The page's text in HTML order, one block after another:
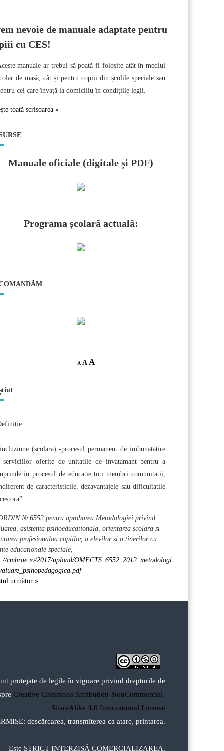
nevoie de manuale adaptate pentru
cu CES!
manuale ar trebui să poată fi folosite atât în mediul
de masă, cât și pentru copiii din școlile speciale sau
cei care învață la domiciliu în condițiile legii.
toată scrisoarea »
Manuale oficiale (digitale și PDF)
Programa școlară actuală:
A A A
„incluziune (scolara) -procesul permanent de imbunatatire
serviciilor oferite de unitatile de invatamant pentru a
in procesul de educatie toti membri comunitatii,
de caracteristicile, dezavantajele sau dificultatile
Nr.6552 pentru aprobarea Metodologiei privind
asistenta psihoeducationala, orientarea scolara si
profesionalaa copiilor, a elevilor si a tinerilor cu
educationale speciale,
cmbrae.ro/2017/upload/OMECTS_6552_2012_metodologi
următor »
protejate de legile în vigoare privind drepturile de
Creative Commons Attribution-NonCommercial-
ShareAlike 4.0 International License
descărcarea, transmiterea ca atare, printarea.
Este STRICT INTERZISĂ COMERCIALIZAREA.